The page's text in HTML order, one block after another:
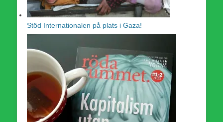
Stöd Internationalen på plats i Gaza!